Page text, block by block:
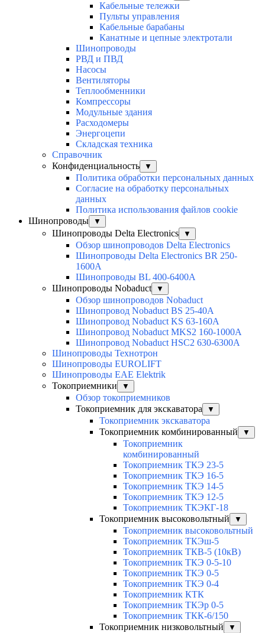
Кабельные тележки
Пульты управления
Кабельные барабаны
Канатные и цепные электротали
Шинопроводы
РВД и ПВД
Насосы
Вентиляторы
Теплообменники
Компрессоры
Модульные здания
Расходомеры
Энергоцепи
Складская техника
Справочник
Конфиденциальность
▼
Политика обработки персональных данных
Согласие на обработку персональных
данных
Политика использования файлов cookie
Шинопроводы
▼
Шинопроводы Delta Electronics ▼
Обзор шинопроводов Delta Electronics
Шинопроводы Delta Electronics BR 250-
1600A
Шинопроводы BL 400-6400A
Шинопроводы Nobaduct
▼
Обзор шинопроводов Nobaduct
Шинопровод Nobaduct BS 25-40A
Шинопровод Nobaduct KS 63-160А
Шинопровод Nobaduct MKS2 160-1000А
Шинопровод Nobaduct HSC2 630-6300А
Шинопроводы Технотрон
Шинопроводы EUROLIFT
Шинопроводы EAE Elektrik
Токоприемники
▼
Обзор токоприемников
Токоприемник для экскаватора
▼
Токоприемник экскаватора
Токоприемник комбинированный
▼
Токоприемник
комбинированный
Токоприемник ТКЭ 23-5
Токоприемник ТКЭ 16-5
Токоприемник ТКЭ 14-5
Токоприемник ТКЭ 12-5
Токоприемник ТКЭКГ-18
Токоприемник высоковольтный
▼
Токоприемник высоковольтный
Токоприемник ТКЭш-5
Токоприемник ТКВ-5 (10кВ)
Токоприемник ТКЭ 0-5-10
Токоприемник ТКЭ 0-5
Токоприемник ТКЭ 0-4
Токоприемник КТК
Токоприемник ТКЭр 0-5
Токоприемник ТКК-6/150
Токоприемник низковольтный
▼